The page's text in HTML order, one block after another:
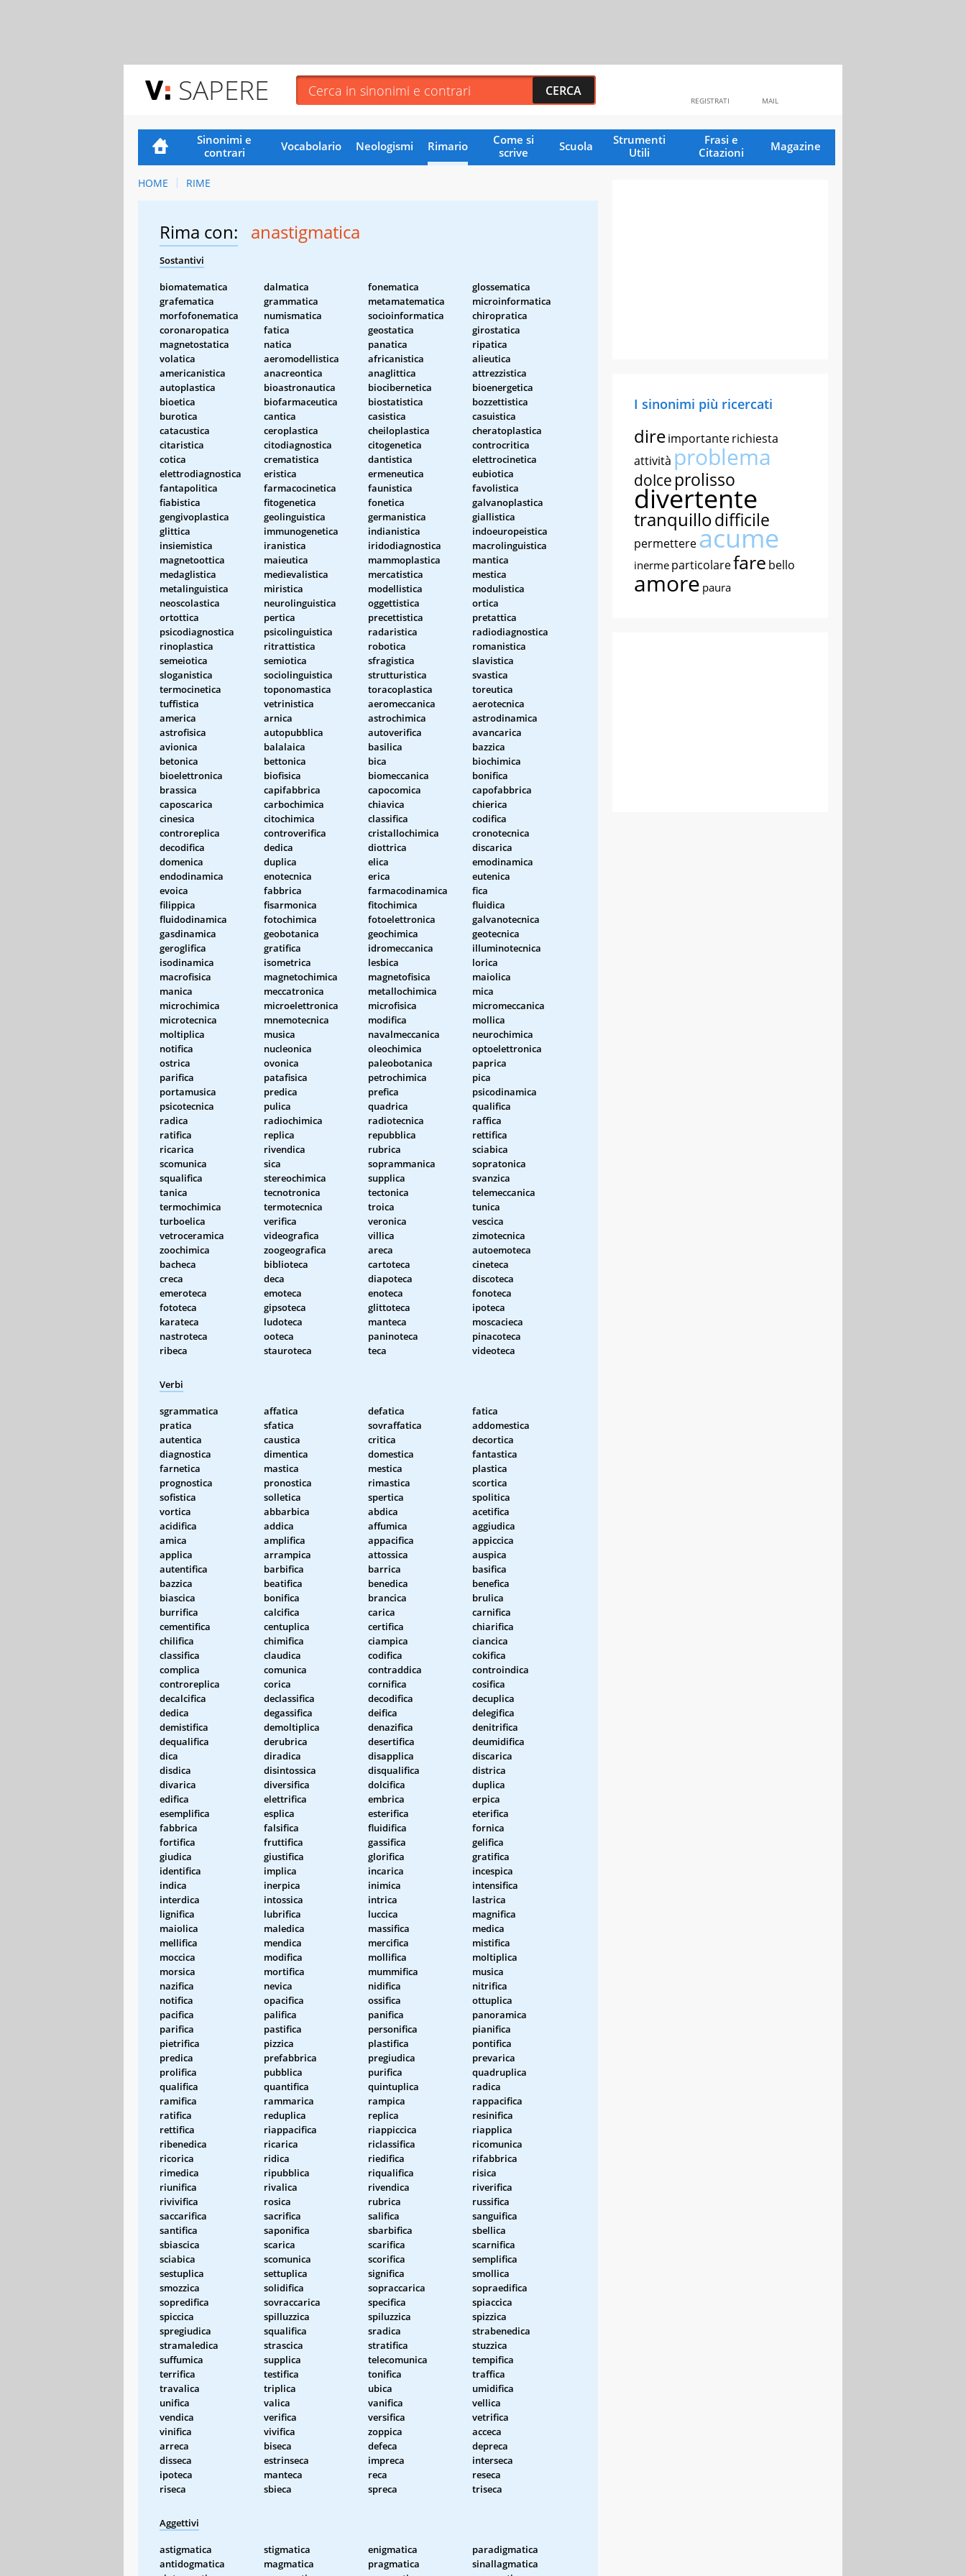
SAPERE MAIL
REGISTRATI
Sinonimi e
contrari
Vocabolario Neologismi Rimario
Come si
scrive
Scuola
Strumenti
Utili
Frasi e
Citazioni
Magazine
HOME RIME
Rima con: anastigmatica
Sostantivi
biomatematica dalmatica fonematica
glossematica
grafematica
grammatica metamatematica
microinformatica
morfofonematica
numismatica socioinformatica
chiropratica
coronaropatica
fatica geostatica
girostatica
magnetostatica
natica panatica
ripatica
volatica
aeromodellistica africanistica
alieutica
americanistica
anacreontica anaglittica
attrezzistica
autoplastica
bioastronautica biocibernetica
bioenergetica
bioetica
biofarmaceutica biostatistica
bozzettistica
burotica
cantica casistica
casuistica
catacustica
ceroplastica cheiloplastica
cheratoplastica
citaristica
citodiagnostica citogenetica
controcritica
cotica
crematistica dantistica
elettrocinetica
elettrodiagnostica
eristica ermeneutica
eubiotica
fantapolitica
farmacocinetica faunistica
favolistica
fiabistica
fitogenetica fonetica
galvanoplastica
gengivoplastica
geolinguistica germanistica
giallistica
glittica
immunogenetica indianistica
indoeuropeistica
insiemistica
iranistica iridodiagnostica
macrolinguistica
magnetoottica
maieutica mammoplastica
mantica
medaglistica
medievalistica mercatistica
mestica
metalinguistica
miristica modellistica
modulistica
neoscolastica
neurolinguistica oggettistica
ortica
ortottica
pertica precettistica
pretattica
psicodiagnostica
psicolinguistica radaristica
radiodiagnostica
rinoplastica
ritrattistica robotica
romanistica
semeiotica
semiotica sfragistica
slavistica
sloganistica
sociolinguistica strutturistica
svastica
termocinetica
toponomastica toracoplastica
toreutica
tuffistica
vetrinistica aeromeccanica
aerotecnica
america
arnica astrochimica
astrodinamica
astrofisica
autopubblica autoverifica
avancarica
avionica
balalaica basilica
bazzica
betonica
bettonica bica
biochimica
bioelettronica
biofisica biomeccanica
bonifica
brassica
capifabbrica capocomica
capofabbrica
caposcarica
carbochimica chiavica
chierica
cinesica
citochimica classifica
codifica
controreplica
controverifica cristallochimica
cronotecnica
decodifica
dedica diottrica
discarica
domenica
duplica elica
emodinamica
endodinamica
enotecnica erica
eutenica
evoica
fabbrica farmacodinamica
fica
filippica
fisarmonica fitochimica
fluidica
fluidodinamica
fotochimica fotoelettronica
galvanotecnica
gasdinamica
geobotanica geochimica
geotecnica
geroglifica
gratifica idromeccanica
illuminotecnica
isodinamica
isometrica lesbica
lorica
macrofisica
magnetochimica magnetofisica
maiolica
manica
meccatronica metallochimica
mica
microchimica
microelettronica microfisica
micromeccanica
microtecnica
mnemotecnica modifica
mollica
moltiplica
musica navalmeccanica
neurochimica
notifica
nucleonica oleochimica
optoelettronica
ostrica
ovonica paleobotanica
paprica
parifica
patafisica petrochimica
pica
portamusica
predica prefica
psicodinamica
psicotecnica
pulica quadrica
qualifica
radica
radiochimica radiotecnica
raffica
ratifica
replica repubblica
rettifica
ricarica
rivendica rubrica
sciabica
scomunica
sica soprammanica
sopratonica
squalifica
stereochimica supplica
svanzica
tanica
tecnotronica tectonica
telemeccanica
termochimica
termotecnica troica
tunica
turboelica
verifica veronica
vescica
vetroceramica
videografica villica
zimotecnica
zoochimica
zoogeografica areca
autoemoteca
bacheca
biblioteca cartoteca
cineteca
creca
deca diapoteca
discoteca
emeroteca
emoteca enoteca
fonoteca
fototeca
gipsoteca glittoteca
ipoteca
karateca
ludoteca manteca
moscacieca
nastroteca
ooteca paninoteca
pinacoteca
ribeca
stauroteca teca videoteca
Verbi
sgrammatica affatica defatica
fatica
pratica
sfatica sovraffatica
addomestica
autentica
caustica critica
decortica
diagnostica
dimentica domestica
fantastica
farnetica
mastica mestica
plastica
prognostica
pronostica rimastica
scortica
sofistica
solletica spertica
spolitica
vortica
abbarbica abdica
acetifica
acidifica
addica affumica
aggiudica
amica
amplifica appacifica
appiccica
applica
arrampica attossica
auspica
autentifica
barbifica barrica
basifica
bazzica
beatifica benedica
benefica
biascica
bonifica brancica
brulica
burrifica
calcifica carica
carnifica
cementifica
centuplica certifica
chiarifica
chilifica
chimifica ciampica
ciancica
classifica
claudica codifica
cokifica
complica
comunica contraddica
controindica
controreplica
corica cornifica
cosifica
decalcifica
declassifica decodifica
decuplica
dedica
degassifica deifica
delegifica
demistifica
demoltiplica denazifica
denitrifica
dequalifica
derubrica desertifica
deumidifica
dica
diradica disapplica
discarica
disdica
disintossica disqualifica
districa
divarica
diversifica dolcifica
duplica
edifica
elettrifica embrica
erpica
esemplifica
esplica esterifica
eterifica
fabbrica
falsifica fluidifica
fornica
fortifica
fruttifica gassifica
gelifica
giudica
giustifica glorifica
gratifica
identifica
implica incarica
incespica
indica
inerpica inimica
intensifica
interdica
intossica intrica
lastrica
lignifica
lubrifica luccica
magnifica
maiolica
maledica massifica
medica
mellifica
mendica mercifica
mistifica
moccica
modifica mollifica
moltiplica
morsica
mortifica mummifica
musica
nazifica
nevica nidifica
nitrifica
notifica
opacifica ossifica
ottuplica
pacifica
palifica panifica
panoramica
parifica
pastifica personifica
pianifica
pietrifica
pizzica plastifica
pontifica
predica
prefabbrica pregiudica
prevarica
prolifica
pubblica purifica
quadruplica
qualifica
quantifica quintuplica
radica
ramifica
rammarica rampica
rappacifica
ratifica
reduplica replica
resinifica
rettifica
riappacifica riappiccica
riapplica
ribenedica
ricarica riclassifica
ricomunica
ricorica
ridica riedifica
rifabbrica
rimedica
ripubblica riqualifica
risica
riunifica
rivalica rivendica
riverifica
rivivifica
rosica rubrica
russifica
saccarifica
sacrifica salifica
sanguifica
santifica
saponifica sbarbifica
sbellica
sbiascica
scarica scarifica
scarnifica
sciabica
scomunica scorifica
semplifica
sestuplica
settuplica significa
smollica
smozzica
solidifica sopraccarica
sopraedifica
sopredifica
sovraccarica specifica
spiaccica
spiccica
spilluzzica spiluzzica
spizzica
spregiudica
squalifica sradica
strabenedica
stramaledica
strascica stratifica
stuzzica
suffumica
supplica telecomunica
tempifica
terrifica
testifica tonifica
traffica
travalica
triplica ubica
umidifica
unifica
valica vanifica
vellica
vendica
verifica versifica
vetrifica
vinifica
vivifica zoppica
acceca
arreca
biseca defeca
depreca
disseca
estrinseca impreca
interseca
ipoteca
manteca reca
reseca
riseca
sbieca spreca triseca
Aggettivi
astigmatica stigmatica enigmatica
paradigmatica
antidogmatica
magmatica pragmatica
sinallagmatica
I sinonimi più ricercati
direimportanterichiesta
attività problema
dolce prolisso
divertente
tranquillodifficile
permettereacume
inerme particolarefare bello
amore paura